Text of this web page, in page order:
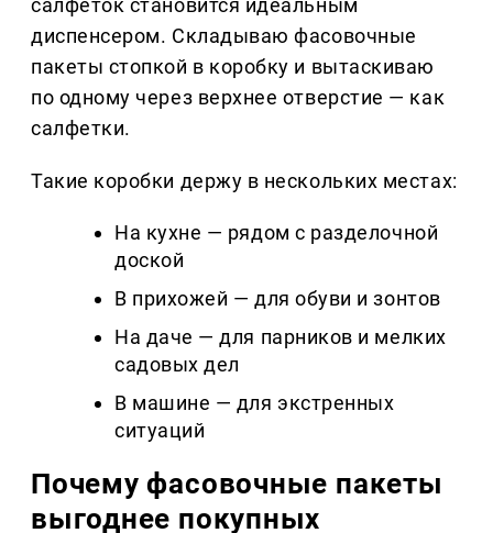
диспенсером. Складываю фасовочные
пакеты стопкой в коробку и вытаскиваю
по одному через верхнее отверстие — как
салфетки.
Такие коробки держу в нескольких местах:
На кухне — рядом с разделочной
доской
В прихожей — для обуви и зонтов
На даче — для парников и мелких
садовых дел
В машине — для экстренных
ситуаций
Почему фасовочные пакеты
выгоднее покупных